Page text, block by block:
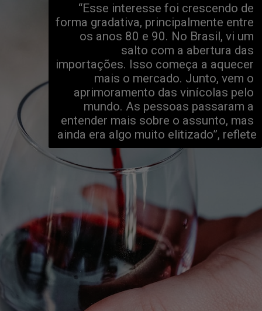
“Esse interesse foi crescendo de
forma gradativa, principalmente entre
os anos 80 e 90. No Brasil, vi um
salto com a abertura das
importações. Isso começa a aquecer
mais o mercado. Junto, vem o
aprimoramento das vinícolas pelo
mundo. As pessoas passaram a
entender mais sobre o assunto, mas
ainda era algo muito elitizado”, reflete